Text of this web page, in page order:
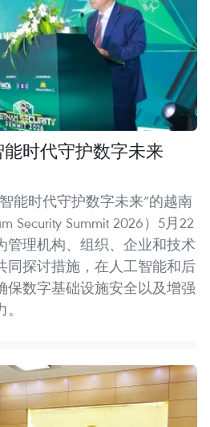
时代守护数字未来
能时代守护数字未来”的越南
Security Summit 2026）5月22
管理机构、组织、企业和技术
同探讨措施，在人工智能和后
保数字基础设施安全以及增强